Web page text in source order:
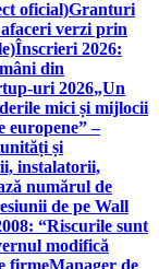
oficial)Granturi
verzi prin
Înscrieri 2026:
din
uri 2026„Un
mici și mijlocii
europene” –
și
instalatorii,
numărul de
de pe Wall
“Riscurile sunt
modifică
firmeManager de